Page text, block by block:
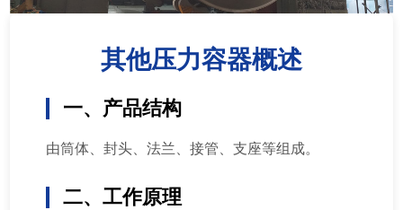
其他压力容器概述
一、产品结构
由筒体、封头、法兰、接管、支座等组成。
二、工作原理